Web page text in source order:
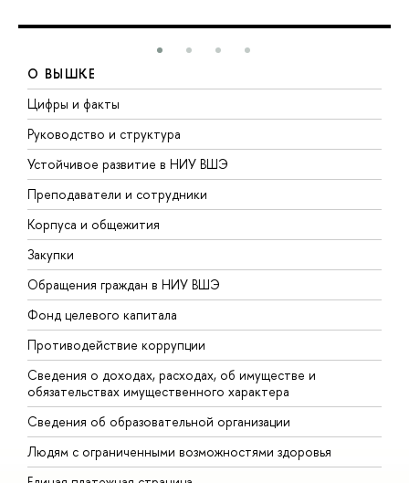
О ВЫШКЕ
Цифры и факты
Руководство и структура
Устойчивое развитие в НИУ ВШЭ
Преподаватели и сотрудники
Корпуса и общежития
Закупки
Обращения граждан в НИУ ВШЭ
Фонд целевого капитала
Противодействие коррупции
Сведения о доходах, расходах, об имуществе и
обязательствах имущественного характера
Сведения об образовательной организации
Людям с ограниченными возможностями здоровья